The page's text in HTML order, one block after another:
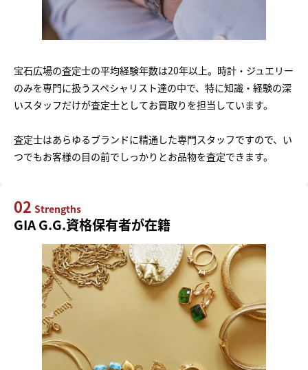
宝石広場の査定士の平均経験年数は20年以上。時計・ジュエリー
のみを専門に扱うスペシャリスト達の中で、特に知識・経験の深
いスタッフだけが査定士としてお買取りを担当しています。
査定士はあらゆるブランドに精通した専門スタッフですので、い
つでもお客様の目の前でしっかりとお品物を査定できます。
02 Strengths
GIA G.G.資格保有者が在籍